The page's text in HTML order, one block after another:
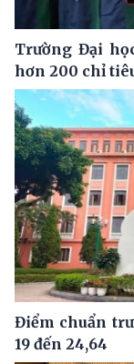
Trường Đại
hơn 200 chỉ
Điểm chuẩn
19 đến 24,64